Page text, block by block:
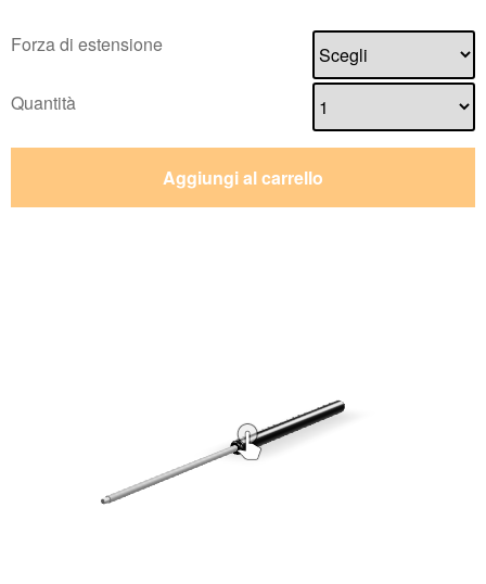
Forza di estensione
Quantità
Aggiungi al carrello